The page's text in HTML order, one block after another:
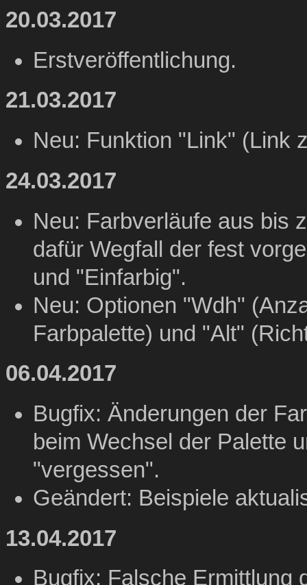
20.03.2017
Erstveröffentlichung.
21.03.2017
Neu: Funktion "Link" (Link
24.03.2017
Neu: Farbverläufe aus bis
dafür Wegfall der fest
und "Einfarbig".
Neu: Optionen "Wdh"
Farbpalette) und "Alt"
06.04.2017
Bugfix: Änderungen der
beim Wechsel der Palette
"vergessen".
Geändert: Beispiele
13.04.2017
Bugfix: Falsche Ermittlung